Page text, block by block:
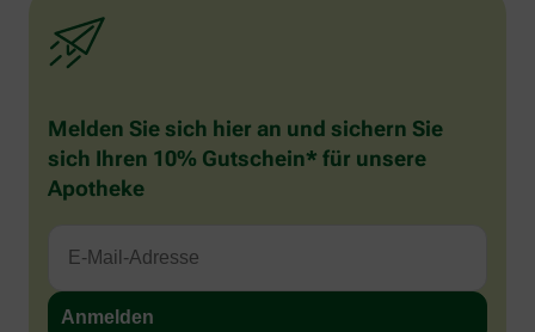
Melden Sie sich hier an und sichern Sie
sich Ihren 10% Gutschein* für unsere
Apotheke